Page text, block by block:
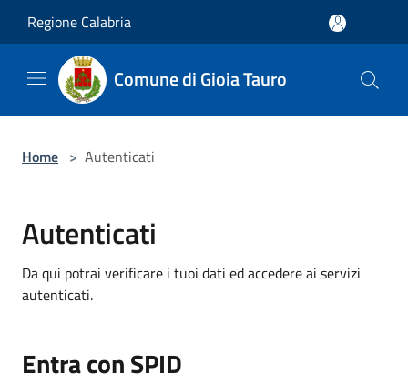
Regione Calabria
Comune di Gioia Tauro
Home > Autenticati
Autenticati
Da qui potrai verificare i tuoi dati ed accedere ai servizi
autenticati.
Entra con SPID